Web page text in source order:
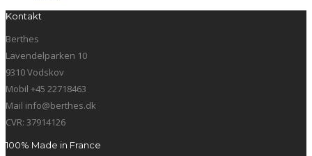
Kontakt
Berthes
Lavendelparken 10
9310 Vodskov
Mobil +45 22718463
Mail info@berthes.dk
CVR: 37914126
100% Made in France